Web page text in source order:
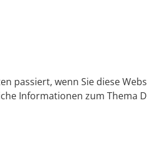
passiert, wenn Sie diese
Informationen zum Thema